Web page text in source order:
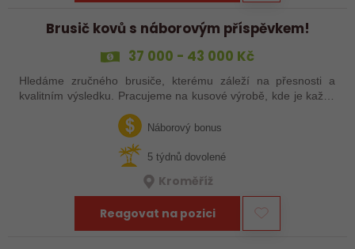
Brusič kovů s náborovým příspěvkem!
37 000 - 43 000 Kč
Hledáme zručného brusiče, kterému záleží na přesnosti a
kvalitním výsledku. Pracujeme na kusové výrobě, kde je každý
plocho nebo kulato – nebo…Náborový bonus
5 týdnů dovolené
Kroměříž
Reagovat na pozici